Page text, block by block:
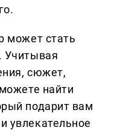
может стать
Учитывая
сюжет,
найти
подарит вам
увлекательное